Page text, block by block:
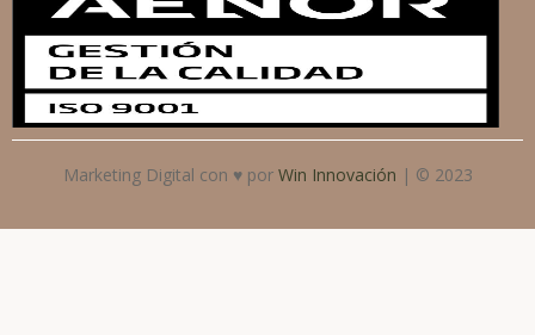
Marketing Digital con ♥ por Win Innovación | © 2023